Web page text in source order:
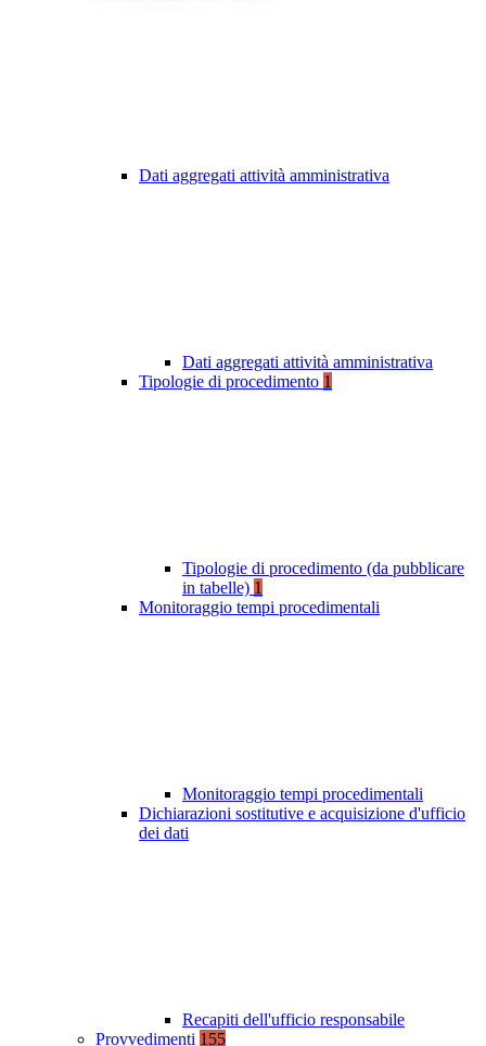
Dati aggregati attività amministrativa
Dati aggregati attività amministrativa
Tipologie di procedimento 1
Tipologie di procedimento (da pubblicare
in tabelle) 1
Monitoraggio tempi procedimentali
Monitoraggio tempi procedimentali
Dichiarazioni sostitutive e acquisizione d'ufficio
dei dati
Recapiti dell'ufficio responsabile
Provvedimenti 155